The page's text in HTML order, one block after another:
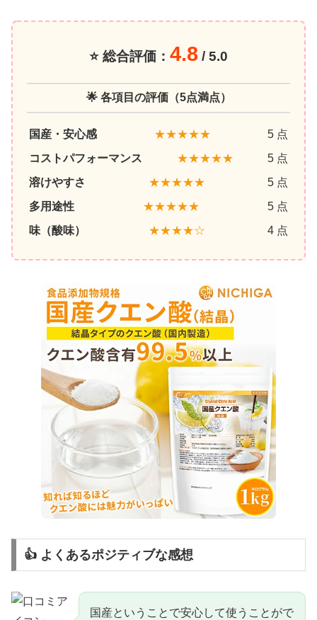
⭐ 総合評価： 4.8 / 5.0
🌟 各項目の評価（5点満点）
国産・安心感 ★★★★★
5 点
コストパフォーマンス
★★★★★
5 点
溶けやすさ
★★★★★
5 点
多用途性
★★★★★
5 点
味（酸味）
★★★★☆ 4 点
👍 よくあるポジティブな感想
国産ということで安心して使うことがで